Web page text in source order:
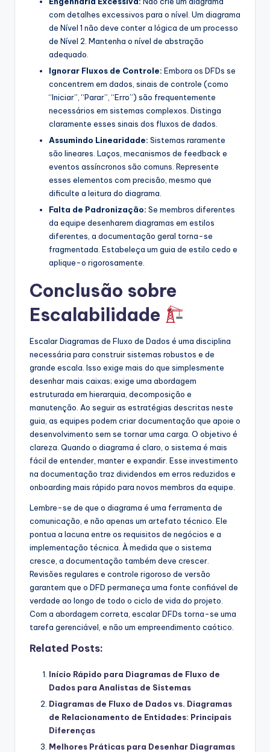
com detalhes excessivos para o nível. Um diagrama
de Nível 1 não deve conter a lógica de um processo
de Nível 2. Mantenha o nível de abstração
adequado.
Ignorar Fluxos de Controle: Embora os DFDs se
concentrem em dados, sinais de controle (como
“Iniciar”, “Parar”, “Erro”) são frequentemente
necessários em sistemas complexos. Distinga
claramente esses sinais dos fluxos de dados.
Assumindo Linearidade: Sistemas raramente
são lineares. Laços, mecanismos de feedback e
eventos assíncronos são comuns. Represente
esses elementos com precisão, mesmo que
dificulte a leitura do diagrama.
Falta de Padronização: Se membros diferentes
da equipe desenharem diagramas em estilos
diferentes, a documentação geral torna-se
fragmentada. Estabeleça um guia de estilo cedo e
aplique-o rigorosamente.
Conclusão sobre
Escalabilidade
Escalar Diagramas de Fluxo de Dados é uma disciplina
necessária para construir sistemas robustos e de
grande escala. Isso exige mais do que simplesmente
desenhar mais caixas; exige uma abordagem
estruturada em hierarquia, decomposição e
manutenção. Ao seguir as estratégias descritas neste
guia, as equipes podem criar documentação que apoie o
desenvolvimento sem se tornar uma carga. O objetivo é
clareza. Quando o diagrama é claro, o sistema é mais
fácil de entender, manter e expandir. Esse investimento
na documentação traz dividendos em erros reduzidos e
onboarding mais rápido para novos membros da equipe.
Lembre-se de que o diagrama é uma ferramenta de
comunicação, e não apenas um artefato técnico. Ele
pontua a lacuna entre os requisitos de negócios e a
implementação técnica. À medida que o sistema
cresce, a documentação também deve crescer.
Revisões regulares e controle rigoroso de versão
garantem que o DFD permaneça uma fonte confiável de
verdade ao longo de todo o ciclo de vida do projeto.
Com a abordagem correta, escalar DFDs torna-se uma
tarefa gerenciável, e não um empreendimento caótico.
Related Posts:
Início Rápido para Diagramas de Fluxo de
Dados para Analistas de Sistemas
Diagramas de Fluxo de Dados vs. Diagramas
de Relacionamento de Entidades: Principais
Diferenças
Melhores Práticas para Desenhar Diagramas